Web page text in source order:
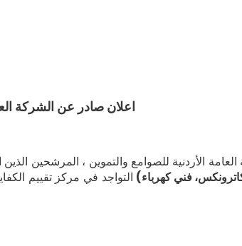
الأردنية للصوامع والتموين ، المرشحين
فني كهرباء) التواجد في مركز تقييم